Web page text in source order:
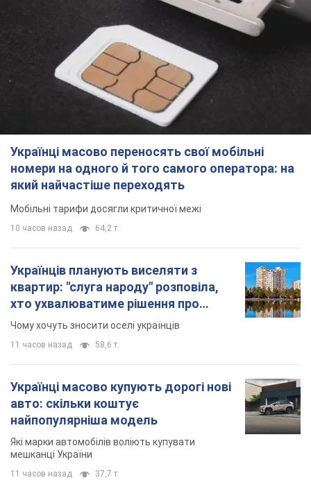
Українці масово переносять свої мобільні
номери на одного й того самого оператора: на
який найчастіше переходять
Мобільні тарифи досягли критичної межі
10 часов назад 64,2 т.
Українців планують виселяти з
квартир: "слуга народу" розповіла,
хто ухвалюватиме рішення про
знесення будинків
Чому хочуть зносити оселі українців
11 часов назад 58,6 т.
Українці масово купують дорогі нові
авто: скільки коштує
найпопулярніша модель
Які марки автомобілів воліють купувати
мешканці України
11 часов назад 37,7 т.